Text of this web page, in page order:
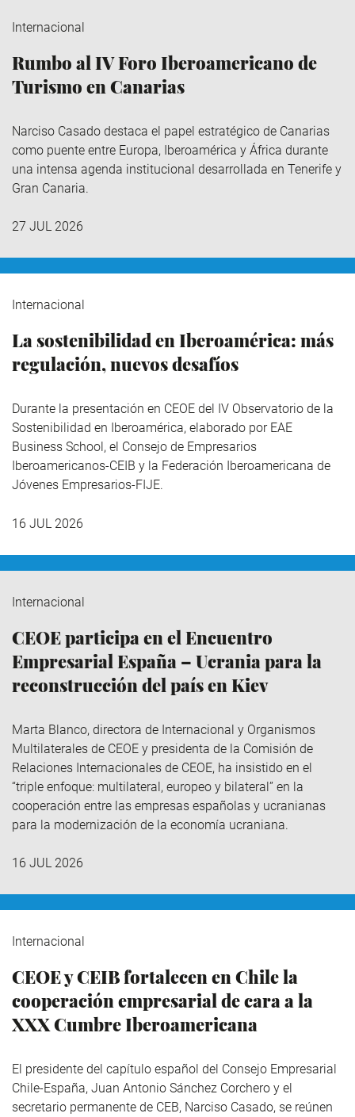
Internacional
Rumbo al IV Foro Iberoamericano de
Turismo en Canarias
Narciso Casado destaca el papel estratégico de Canarias
como puente entre Europa, Iberoamérica y África durante
una intensa agenda institucional desarrollada en Tenerife y
Gran Canaria.
27 JUL 2026
Internacional
La sostenibilidad en Iberoamérica: más
regulación, nuevos desafíos
Durante la presentación en CEOE del IV Observatorio de la
Sostenibilidad en Iberoamérica, elaborado por EAE
Business School, el Consejo de Empresarios
Iberoamericanos-CEIB y la Federación Iberoamericana de
Jóvenes Empresarios-FIJE.
16 JUL 2026
Internacional
CEOE participa en el Encuentro
Empresarial España – Ucrania para la
reconstrucción del país en Kiev
Marta Blanco, directora de Internacional y Organismos
Multilaterales de CEOE y presidenta de la Comisión de
Relaciones Internacionales de CEOE, ha insistido en el
“triple enfoque: multilateral, europeo y bilateral” en la
cooperación entre las empresas españolas y ucranianas
para la modernización de la economía ucraniana.
16 JUL 2026
Internacional
CEOE y CEIB fortalecen en Chile la
cooperación empresarial de cara a la
XXX Cumbre Iberoamericana
El presidente del capítulo español del Consejo Empresarial
Chile-España, Juan Antonio Sánchez Corchero y el
secretario permanente de CEB, Narciso Casado, se reúnen